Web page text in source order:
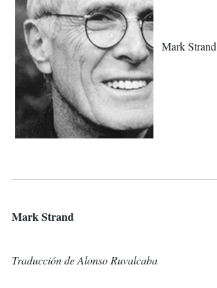
Mark Strand
Mark Strand
Traducción de Alonso Ruvalcaba